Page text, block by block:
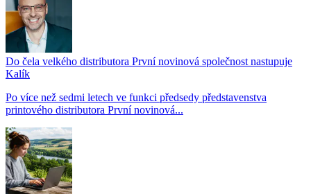
Do čela velkého distributora První novinová společnost nastupuje
Kalík
Po více než sedmi letech ve funkci předsedy představenstva
printového distributora První novinová...